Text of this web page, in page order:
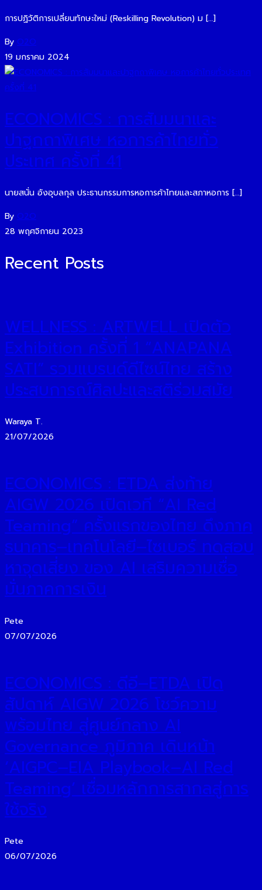
การปฏิวัติการเปลี่ยนทักษะใหม่ (Reskilling Revolution) ม […]
By O2O
19 มกราคม 2024
ECONOMICS : การสัมมนาและ
ปาฐกถาพิเศษ หอการค้าไทยทั่ว
ประเทศ ครั้งที่ 41
นายสนั่น อังอุบลกุล ประธานกรรมการหอการค้าไทยและสภาหอการ […]
By O2O
28 พฤศจิกายน 2023
Recent Posts
WELLNESS : ARTWELL เปิดตัว
Exhibition ครั้งที่ 1 “ANAPANA
SATI” รวมแบรนด์ดีไซน์ไทย สร้าง
ประสบการณ์ศิลปะและสติร่วมสมัย
Waraya T.
21/07/2026
ECONOMICS : ETDA ส่งท้าย
AIGW 2026 เปิดเวที “AI Red
Teaming” ครั้งแรกของไทย ดึงภาค
ธนาคาร–เทคโนโลยี–ไซเบอร์ ทดสอบ
หาจุดเสี่ยง ของ AI เสริมความเชื่อ
มั่นภาคการเงิน
Pete
07/07/2026
ECONOMICS : ดีอี–ETDA เปิด
สัปดาห์ AIGW 2026 โชว์ความ
พร้อมไทย สู่ศูนย์กลาง AI
Governance ภูมิภาค เดินหน้า
‘AIGPC–EIA Playbook–AI Red
Teaming’ เชื่อมหลักการสากลสู่การ
ใช้จริง
Pete
06/07/2026